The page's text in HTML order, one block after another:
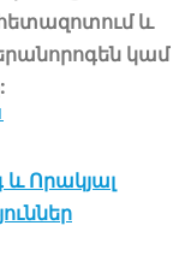
և
կամ
Որակյալ